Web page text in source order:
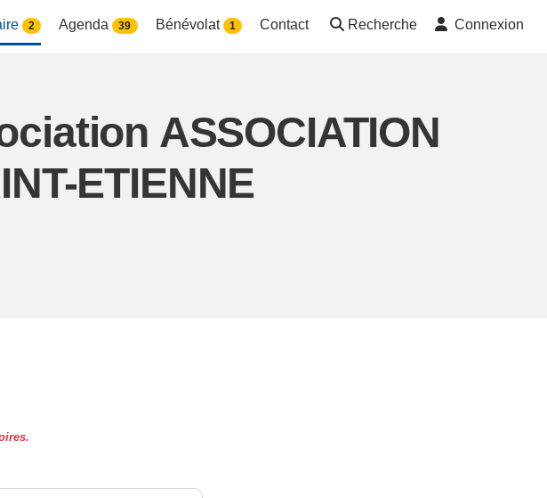
2 Agenda 39 Bénévolat 1 Contact Recherche Connexion
ASSOCIATION
ETIENNE